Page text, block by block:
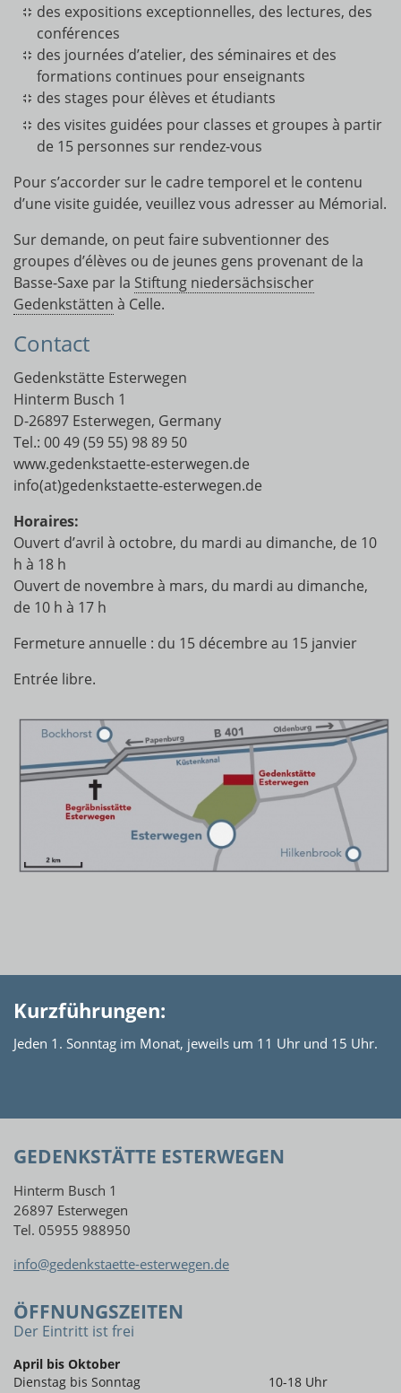
des expositions exceptionnelles, des lectures, des
conférences
des journées d’atelier, des séminaires et des
formations continues pour enseignants
des stages pour élèves et étudiants
des visites guidées pour classes et groupes à partir
de 15 personnes sur rendez-vous
Pour s’accorder sur le cadre temporel et le contenu
d’une visite guidée, veuillez vous adresser au Mémorial.
Sur demande, on peut faire subventionner des
groupes d’élèves ou de jeunes gens provenant de la
Basse-Saxe par la Stiftung niedersächsischer
Gedenkstätten à Celle.
Contact
Gedenkstätte Esterwegen
Hinterm Busch 1
D-26897 Esterwegen, Germany
Tel.: 00 49 (59 55) 98 89 50
www.gedenkstaette-esterwegen.de
info(at)gedenkstaette-esterwegen.de
Horaires:
Ouvert d’avril à octobre, du mardi au dimanche, de 10
h à 18 h
Ouvert de novembre à mars, du mardi au dimanche,
de 10 h à 17 h
Fermeture annuelle : du 15 décembre au 15 janvier
Entrée libre.
Kurzführungen:
Jeden 1. Sonntag im Monat, jeweils um 11 Uhr und 15 Uhr.
GEDENKSTÄTTE ESTERWEGEN
Hinterm Busch 1
26897 Esterwegen
Tel. 05955 988950
info@gedenkstaette-esterwegen.de
ÖFFNUNGSZEITEN
Der Eintritt ist frei
April bis Oktober
Dienstag bis Sonntag
10-18 Uhr